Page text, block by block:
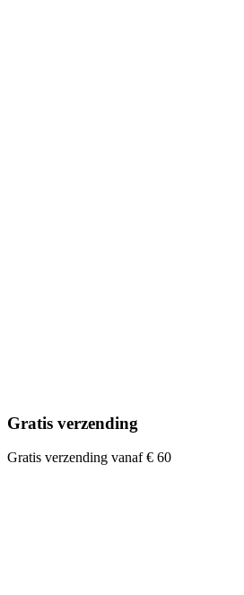
Gratis verzending
Gratis verzending vanaf € 60